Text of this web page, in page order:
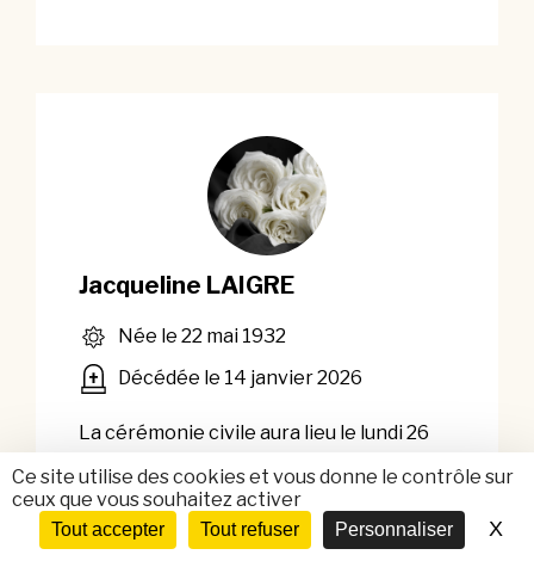
Ce site utilise des cookies et vous donne le contrôle sur
ceux que vous souhaitez activer
Tout accepter Tout refuser Personnaliser X
Jacqueline LAIGRE
Née le 22 mai 1932
Décédée le 14 janvier 2026
La cérémonie civile aura lieu le lundi 26
Caen.
Laisser un message de condoléances